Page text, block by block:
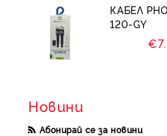
КАБЕЛ
120-GY
Новини
Абонирай се за новини